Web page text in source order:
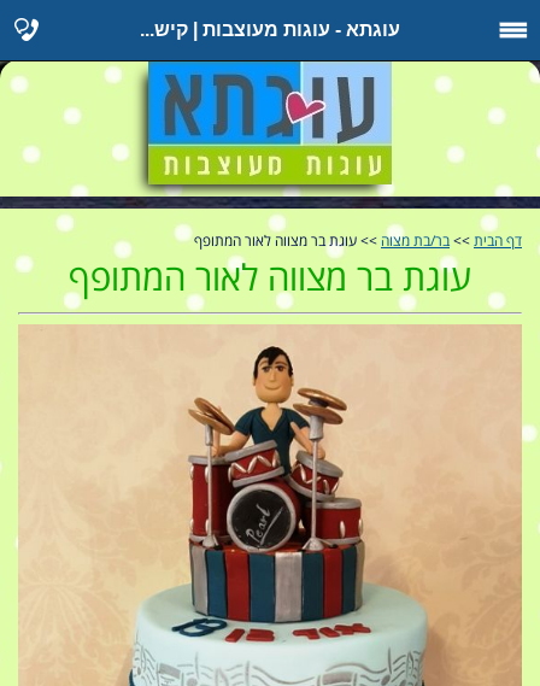
עוגתא - עוגות מעוצבות | קיש...
דף הבית >> בר/בת מצוה >> עוגת בר מצווה לאור המתופף
עוגת בר מצווה לאור המתופף